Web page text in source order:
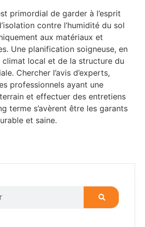
primordial de garder à l’esprit
contre l’humidité du sol
aux matériaux et
Une planification soigneuse, en
local et de la structure du
Chercher l’avis d’experts,
professionnels ayant une
et effectuer des entretiens
terme s’avèrent être les garants
et saine.